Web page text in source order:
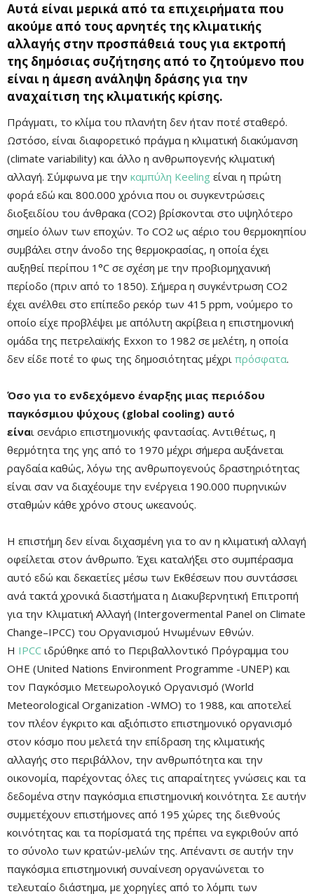
Αυτά είναι μερικά από τα επιχειρήματα που
ακούμε από τους αρνητές της κλιματικής
αλλαγής στην προσπάθειά τους για εκτροπή
της δημόσιας συζήτησης από το ζητούμενο που
είναι η άμεση ανάληψη δράσης για την
αναχαίτιση της κλιματικής κρίσης.
Remaining
Time
-0:00
Mute
Πράγματι, το κλίμα του πλανήτη δεν ήταν ποτέ σταθερό.
Ωστόσο, είναι διαφορετικό πράγμα η κλιματική διακύμανση
(climate variability) και άλλο η ανθρωπογενής κλιματική
αλλαγή. Σύμφωνα με την καμπύλη Keeling είναι η πρώτη
φορά εδώ και 800.000 χρόνια που οι συγκεντρώσεις
διοξειδίου του άνθρακα (CO2) βρίσκονται στο υψηλότερο
σημείο όλων των εποχών. Το CO2 ως αέριο του θερμοκηπίου
συμβάλει στην άνοδο της θερμοκρασίας, η οποία έχει
αυξηθεί περίπου 1°C σε σχέση με την προβιομηχανική
περίοδο (πριν από το 1850). Σήμερα η συγκέντρωση CO2
έχει ανέλθει στο επίπεδο ρεκόρ των 415 ppm, νούμερο το
οποίο είχε προβλέψει με απόλυτη ακρίβεια η επιστημονική
ομάδα της πετρελαϊκής Exxon το 1982 σε μελέτη, η οποία
δεν είδε ποτέ το φως της δημοσιότητας μέχρι πρόσφατα.
Όσο για το ενδεχόμενο έναρξης μιας περιόδου
παγκόσμιου ψύχους (global cooling) αυτό
είναι σενάριο επιστημονικής φαντασίας. Αντιθέτως, η
θερμότητα της γης από το 1970 μέχρι σήμερα αυξάνεται
ραγδαία καθώς, λόγω της ανθρωπογενούς δραστηριότητας
είναι σαν να διαχέουμε την ενέργεια 190.000 πυρηνικών
σταθμών κάθε χρόνο στους ωκεανούς.
Η επιστήμη δεν είναι διχασμένη για το αν η κλιματική αλλαγή
οφείλεται στον άνθρωπο. Έχει καταλήξει στο συμπέρασμα
αυτό εδώ και δεκαετίες μέσω των Εκθέσεων που συντάσσει
ανά τακτά χρονικά διαστήματα η Διακυβερνητική Επιτροπή
για την Κλιματική Αλλαγή (Intergovermental Panel on Climate
Change–IPCC) του Οργανισμού Ηνωμένων Εθνών.
Η IPCC ιδρύθηκε από το Περιβαλλοντικό Πρόγραμμα του
ΟΗΕ (United Nations Environment Programme -UNEP) και
τον Παγκόσμιο Μετεωρολογικό Οργανισμό (World
Meteorological Organization -WMO) το 1988, και αποτελεί
τον πλέον έγκριτο και αξιόπιστο επιστημονικό οργανισμό
στον κόσμο που μελετά την επίδραση της κλιματικής
αλλαγής στο περιβάλλον, την ανθρωπότητα και την
οικονομία, παρέχοντας όλες τις απαραίτητες γνώσεις και τα
δεδομένα στην παγκόσμια επιστημονική κοινότητα. Σε αυτήν
συμμετέχουν επιστήμονες από 195 χώρες της διεθνούς
κοινότητας και τα πορίσματά της πρέπει να εγκριθούν από
το σύνολο των κρατών-μελών της. Απέναντι σε αυτήν την
παγκόσμια επιστημονική συναίνεση οργανώνεται το
τελευταίο διάστημα, με χορηγίες από το λόμπι των